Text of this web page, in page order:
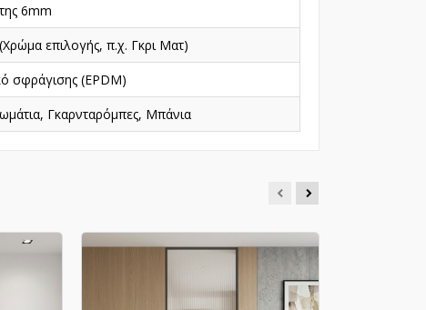
6mm
επιλογής, π.χ. Γκρι Ματ)
σφράγισης (EPDM)
Γκαρνταρόμπες, Μπάνια